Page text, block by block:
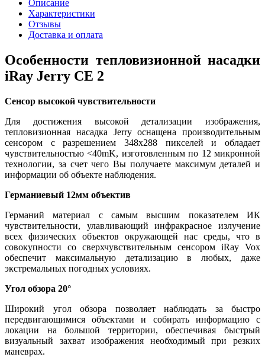
Описание
Характеристики
Отзывы
Доставка и оплата
Особенности тепловизионной насадки
iRay Jerry CE 2
Сенсор высокой чувствительности
Для достижения высокой детализации изображения,
тепловизионная насадка Jerry оснащена производительным
сенсором с разрешением 348x288 пикселей и обладает
чувствительностью <40mK, изготовленным по 12 микронной
технологии, за счет чего Вы получаете максимум деталей и
информации об объекте наблюдения.
Германиевый 12мм объектив
Германий материал с самым высшим показателем ИК
чувствительности, улавливающий инфракрасное излучение
всех физических объектов окружающей нас среды, что в
совокупности со сверхчувствительным сенсором iRay Vox
обеспечит максимальную детализацию в любых, даже
экстремальных погодных условиях.
Угол обзора 20°
Широкий угол обзора позволяет наблюдать за быстро
передвигающимися объектами и собирать информацию с
локации на большой территории, обеспечивая быстрый
визуальный захват изображения необходимый при резких
маневрах.